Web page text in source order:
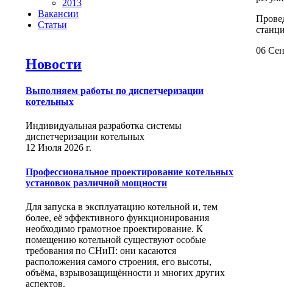
2013
Вакансии
Статьи
Новости
Выполняем работы по диспетчеризации
котельных
Индивидуальная разработка системы
диспетчеризации котельных
12 Июля 2026 г.
Профессиональное проектирование котельных
установок различной мощности
Для запуска в эксплуатацию котельной и, тем
более, её эффективного функционирования
необходимо грамотное проектирование. К
помещению котельной существуют особые
требования по СНиП: они касаются
расположения самого строения, его высоты,
объёма, взрывозащищённости и многих других
аспектов.
06